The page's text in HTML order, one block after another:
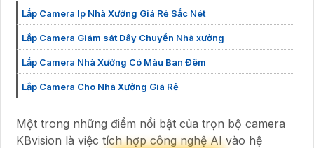
Lắp Camera Ip Nhà Xưởng Giá Rẻ Sắc Nét
Lắp Camera Giám sát Dây Chuyền Nhà xưởng
Lắp Camera Nhà Xưởng Có Màu Ban Đêm
Lắp Camera Cho Nhà Xưởng Giá Rẻ
Một trong những điểm nổi bật của trọn bộ camera
KBvision là việc tích hợp công nghệ AI vào hệ